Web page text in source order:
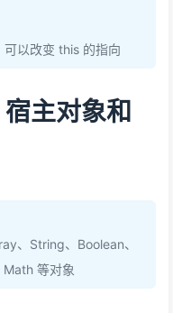
以改变 this 的指向
主对象和
、String、Boolean、
等对象